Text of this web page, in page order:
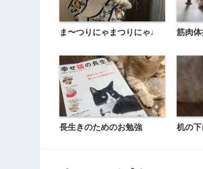
ま〜つりにゃまつりにゃ♩ 筋肉体
長生きのためのお勉強 机の下